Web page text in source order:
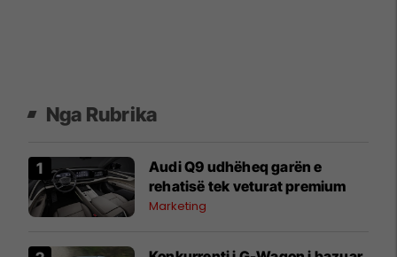
Nga Rubrika
Audi Q9 udhëheq garën e
rehatisë tek veturat premium
Marketing